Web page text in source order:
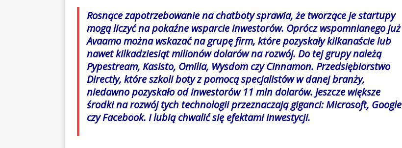
Rosnące zapotrzebowanie na chatboty sprawia, że tworzące je startupy
mogą liczyć na pokaźne wsparcie inwestorów. Oprócz wspomnianego już
Avaamo można wskazać na grupę firm, które pozyskały kilkanaście lub
nawet kilkadziesiąt milionów dolarów na rozwój. Do tej grupy należą
Pypestream, Kasisto, Omilia, Wysdom czy Cinnamon. Przedsiębiorstwo
Directly, które szkoli boty z pomocą specjalistów w danej branży,
niedawno pozyskało od inwestorów 11 mln dolarów. Jeszcze większe
środki na rozwój tych technologii przeznaczają giganci: Microsoft, Google
czy Facebook. I lubią chwalić się efektami inwestycji.